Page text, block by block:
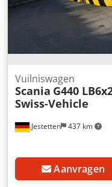
Jestetten 437 km
Vuilniswagen
Scania G440
Swiss-Vehicle
Aanvragen